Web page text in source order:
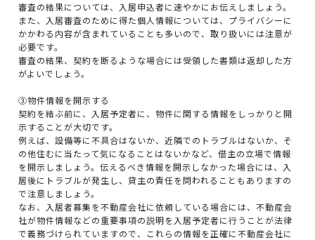
審査の結果については、入居申込者に速やかにお伝えしましょう。
また、入居審査のために得た個人情報については、プライバシーに
かかわる内容が含まれていることも多いので、取り扱いには注意が
必要です。
審査の結果、契約を断るような場合には受領した書類は返却した方
がよいでしょう。
③物件情報を開示する
契約を結ぶ前に、入居予定者に、物件に関する情報をしっかりと開
示することが大切です。
例えば、設備等に不具合はないか、近隣でのトラブルはないか、そ
の他住むに当たって気になることはないかなど、借主の立場で情報
を開示しましょう。伝えるべき情報を開示しなかった場合には、入
居後にトラブルが発生し、貸主の責任を問われることもありますの
で注意しましょう。
なお、入居者募集を不動産会社に依頼している場合には、不動産会
社が物件情報などの重要事項の説明を入居予定者に行うことが法律
で義務づけられていますので、これらの情報を正確に不動産会社に